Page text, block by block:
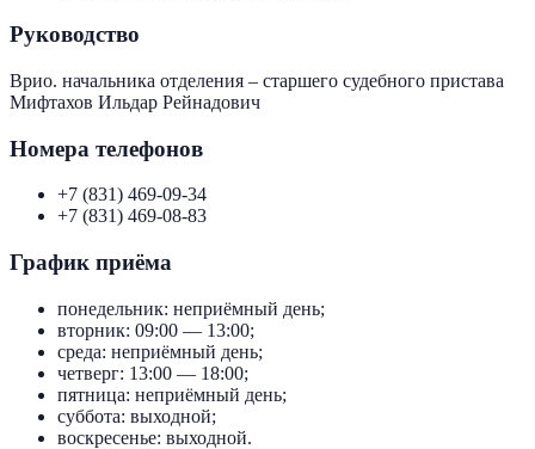
Руководство
Врио. начальника отделения – старшего судебного пристава
Мифтахов Ильдар Рейнадович
Номера телефонов
+7 (831) 469-09-34
+7 (831) 469-08-83
График приёма
понедельник: неприёмный день;
вторник: 09:00 — 13:00;
среда: неприёмный день;
четверг: 13:00 — 18:00;
пятница: неприёмный день;
суббота: выходной;
воскресенье: выходной.